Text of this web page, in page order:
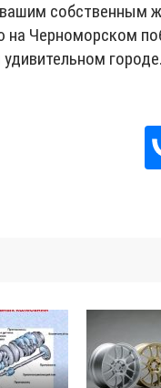
собственным
Черноморском
городе.